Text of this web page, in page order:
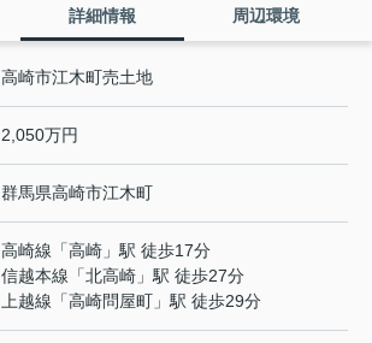
詳細情報 周辺環境
高崎市江木町売土地
2,050万円
群馬県高崎市江木町
高崎線 「高崎 」駅 徒歩17分
信越本線 「北高崎 」駅 徒歩27分
上越線 「高崎問屋町 」駅 徒歩29分